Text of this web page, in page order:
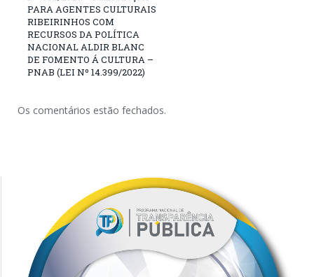
PARA AGENTES CULTURAIS
RIBEIRINHOS COM
RECURSOS DA POLÍTICA
NACIONAL ALDIR BLANC
DE FOMENTO Á CULTURA –
PNAB (LEI Nº 14.399/2022)
Os comentários estão fechados.